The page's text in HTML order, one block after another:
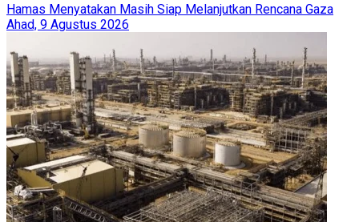
Hamas Menyatakan Masih Siap Melanjutkan Rencana Gaza
Ahad, 9 Agustus 2026